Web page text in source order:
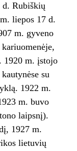
d. Rubiškių
liepos 17 d.
m. gyveno
1920 m. įstojo
su
1922 m.
m. buvo
laipsnį).
1927 m.
lietuvių